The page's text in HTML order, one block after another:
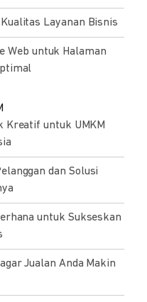
Layanan Bisnis
Web untuk Halaman
Kreatif untuk UMKM
dan Solusi
untuk Sukseskan
Jualan Anda Makin